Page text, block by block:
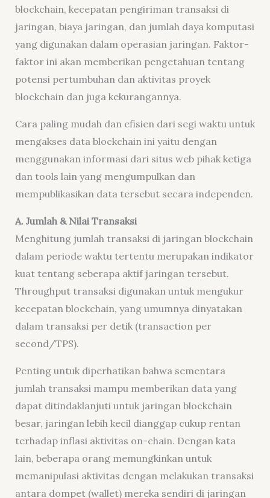
blockchain, kecepatan pengiriman transaksi di
jaringan, biaya jaringan, dan jumlah daya komputasi
yang digunakan dalam operasian jaringan. Faktor-
faktor ini akan memberikan pengetahuan tentang
potensi pertumbuhan dan aktivitas proyek
blockchain dan juga kekurangannya.
Cara paling mudah dan efisien dari segi waktu untuk
mengakses data blockchain ini yaitu dengan
menggunakan informasi dari situs web pihak ketiga
dan tools lain yang mengumpulkan dan
mempublikasikan data tersebut secara independen.
A. Jumlah & Nilai Transaksi
Menghitung jumlah transaksi di jaringan blockchain
dalam periode waktu tertentu merupakan indikator
kuat tentang seberapa aktif jaringan tersebut.
Throughput transaksi digunakan untuk mengukur
kecepatan blockchain, yang umumnya dinyatakan
dalam transaksi per detik (transaction per
second/TPS).
Penting untuk diperhatikan bahwa sementara
jumlah transaksi mampu memberikan data yang
dapat ditindaklanjuti untuk jaringan blockchain
besar, jaringan lebih kecil dianggap cukup rentan
terhadap inflasi aktivitas on-chain. Dengan kata
lain, beberapa orang memungkinkan untuk
memanipulasi aktivitas dengan melakukan transaksi
antara dompet (wallet) mereka sendiri di jaringan